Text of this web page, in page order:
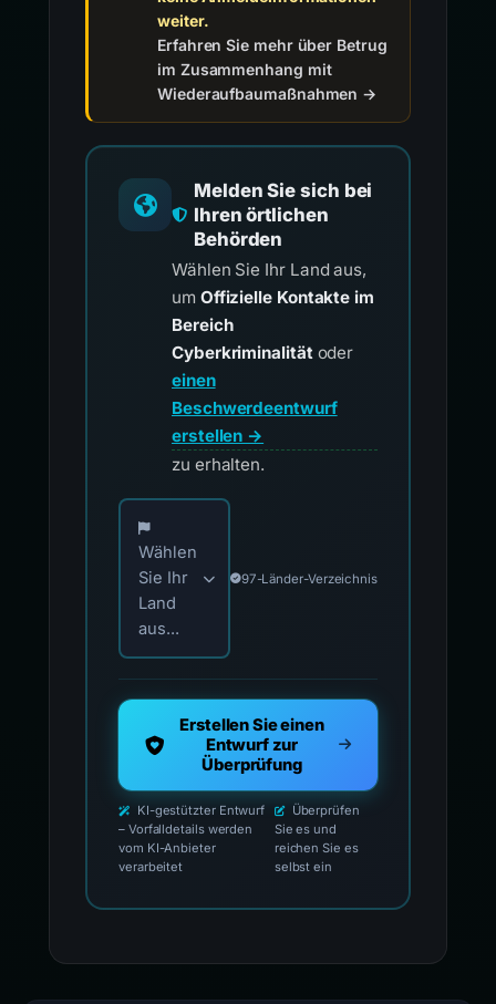
weiter.
Erfahren Sie mehr über Betrug
im Zusammenhang mit
Wiederaufbaumaßnahmen →
Melden Sie sich bei
Ihren örtlichen
Behörden
Wählen Sie Ihr Land aus,
um Offizielle Kontakte im
Bereich
Cyberkriminalitätoder
einen
Beschwerdeentwurf
erstellen →
zu erhalten.
Wählen Sie Ihr Land für offizielle
Wählen
Sie Ihr
Land
aus...
97-Länder-Verzeichnis
Erstellen Sie einen
Entwurf zur
Überprüfung
KI-gestützter Entwurf
– Vorfalldetails werden
vom KI-Anbieter
verarbeitet
Überprüfen
Sie es und
reichen Sie es
selbst ein